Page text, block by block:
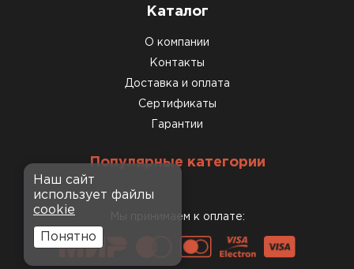
Каталог
О компании
Контакты
Доставка и оплата
Сертификаты
Гарантии
Популярные категории
Мы принимаем к оплате:
Наш сайт
использует файлы
cookie
Понятно